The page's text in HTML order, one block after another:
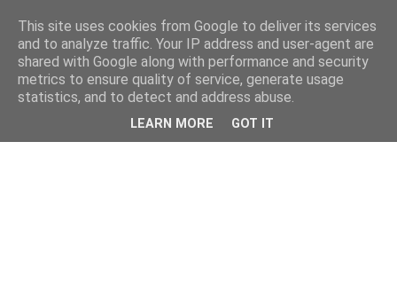
This site uses cookies from Google to deliver its services
and to analyze traffic. Your IP address and user-agent are
shared with Google along with performance and security
metrics to ensure quality of service, generate usage
statistics, and to detect and address abuse.
LEARN MORE GOT IT